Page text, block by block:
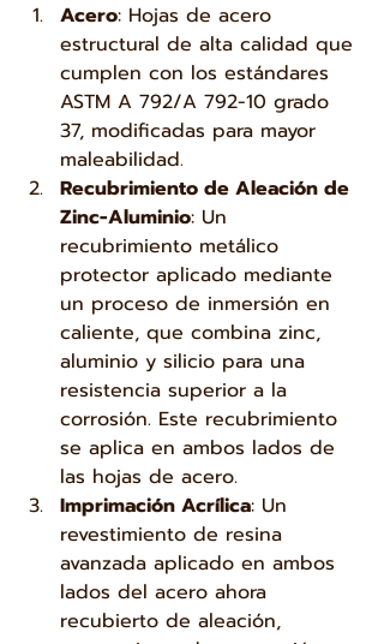
Acero: Hojas de acero
estructural de alta calidad que
cumplen con los estándares
ASTM A 792/A 792-10 grado
37, modificadas para mayor
maleabilidad.
Recubrimiento de Aleación de
Zinc-Aluminio: Un
recubrimiento metálico
protector aplicado mediante
un proceso de inmersión en
caliente, que combina zinc,
aluminio y silicio para una
resistencia superior a la
corrosión. Este recubrimiento
se aplica en ambos lados de
las hojas de acero.
Imprimación Acrílica: Un
revestimiento de resina
avanzada aplicado en ambos
lados del acero ahora
recubierto de aleación,